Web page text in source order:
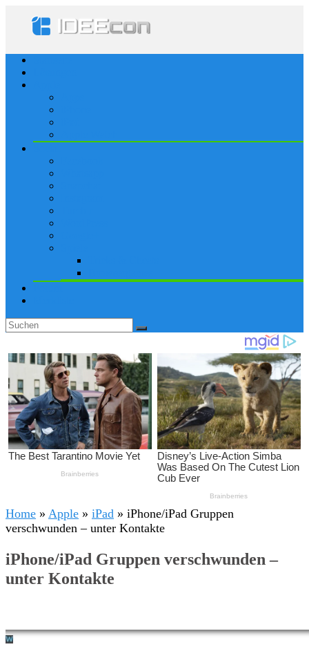
Home » Apple » iPad » iPhone/iPad Gruppen
verschwunden – unter Kontakte
iPhone/iPad Gruppen verschwunden –
unter Kontakte